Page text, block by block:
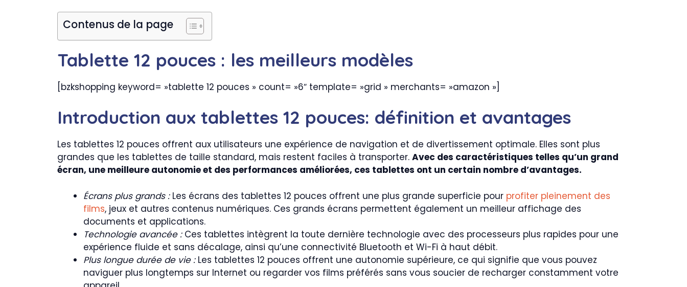
Contenus de la page
Tablette 12 pouces : les meilleurs modèles
[bzkshopping keyword= »tablette 12 pouces » count= »6″ template= »grid » merchants= »amazon »]
Introduction aux tablettes 12 pouces: définition et avantages
Les tablettes 12 pouces offrent aux utilisateurs une expérience de navigation et de divertissement optimale. Elles sont plus
grandes que les tablettes de taille standard, mais restent faciles à transporter. Avec des caractéristiques telles qu’un grand
écran, une meilleure autonomie et des performances améliorées, ces tablettes ont un certain nombre d’avantages.
Écrans plus grands :Les écrans des tablettes 12 pouces offrent une plus grande superficie pour profiter pleinement des
films, jeux et autres contenus numériques. Ces grands écrans permettent également un meilleur affichage des
documents et applications.
Technologie avancée :Ces tablettes intègrent la toute dernière technologie avec des processeurs plus rapides pour une
expérience fluide et sans décalage, ainsi qu’une connectivité Bluetooth et Wi-Fi à haut débit.
Plus longue durée de vie :Les tablettes 12 pouces offrent une autonomie supérieure, ce qui signifie que vous pouvez
naviguer plus longtemps sur Internet ou regarder vos films préférés sans vous soucier de recharger constamment votre